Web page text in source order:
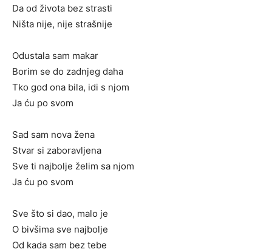
Da od života bez strasti
Ništa nije, nije strašnije
Odustala sam makar
Borim se do zadnjeg daha
Tko god ona bila, idi s njom
Ja ću po svom
Sad sam nova žena
Stvar si zaboravljena
Sve ti najbolje želim sa njom
Ja ću po svom
Sve što si dao, malo je
O bivšima sve najbolje
Od kada sam bez tebe